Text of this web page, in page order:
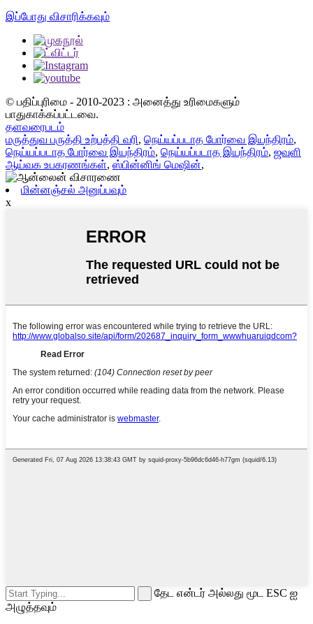
இப்போது விசாரிக்கவும்
© பதிப்புரிமை - 2010-2023 : அனைத்து உரிமைகளும்
பாதுகாக்கப்பட்டவை.
தளவரைபடம்
மருத்துவ பருத்தி உற்பத்தி வரி, நெய்யப்படாத போர்வை இயந்திரம்,
நெய்யப்படாத போர்வை இயந்திரம், நெய்யப்படாத இயந்திரம், ஜவுளி
ஆய்வக உபகரணங்கள், ஸ்பின்னிங் மெஷின்,
மின்னஞ்சல் அனுப்பவும்
x
தேட என்டர் அல்லது மூட ESC ஐ
அழுத்தவும்